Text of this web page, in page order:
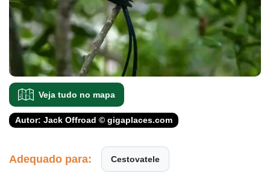
Veja tudo no mapa
Autor: Jack Offroad © gigaplaces.com
Adequado para: Cestovatele